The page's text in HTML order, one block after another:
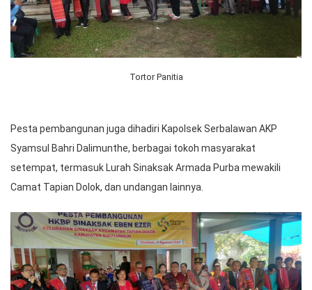
Tortor Panitia
Pesta pembangunan juga dihadiri Kapolsek Serbalawan AKP
Syamsul Bahri Dalimunthe, berbagai tokoh masyarakat
setempat, termasuk Lurah Sinaksak Armada Purba mewakili
Camat Tapian Dolok, dan undangan lainnya.